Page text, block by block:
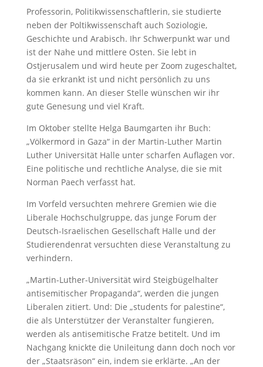
Professorin, Politikwissenschaftlerin, sie studierte
neben der Poltikwissenschaft auch Soziologie,
Geschichte und Arabisch. Ihr Schwerpunkt war und
ist der Nahe und mittlere Osten. Sie lebt in
Ostjerusalem und wird heute per Zoom zugeschaltet,
da sie erkrankt ist und nicht persönlich zu uns
kommen kann. An dieser Stelle wünschen wir ihr
gute Genesung und viel Kraft.
Im Oktober stellte Helga Baumgarten ihr Buch:
„Völkermord in Gaza“ in der Martin-Luther Martin
Luther Universität Halle unter scharfen Auflagen vor.
Eine politische und rechtliche Analyse, die sie mit
Norman Paech verfasst hat.
Im Vorfeld versuchten mehrere Gremien wie die
Liberale Hochschulgruppe, das junge Forum der
Deutsch-Israelischen Gesellschaft Halle und der
Studierendenrat versuchten diese Veranstaltung zu
verhindern.
„Martin-Luther-Universität wird Steigbügelhalter
antisemitischer Propaganda“, werden die jungen
Liberalen zitiert. Und: Die „students for palestine“,
die als Unterstützer der Veranstalter fungieren,
werden als antisemitische Fratze betitelt. Und im
Nachgang knickte die Unileitung dann doch noch vor
der „Staatsräson“ ein, indem sie erklärte. „An der